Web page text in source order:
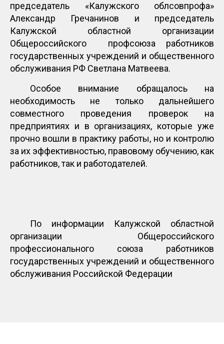
председатель «Калужского облсовпрофа»
Александр Гречанинов и председатель
Калужской областной организации
Общероссийского профсоюза работников
государственных учреждений и общественного
обслуживания РФ Светлана Матвеева.
Особое внимание обращалось на
необходимость не только дальнейшего
совместного проведения проверок на
предприятиях и в организациях, которые уже
прочно вошли в практику работы, но и контролю
за их эффективностью, правовому обучению, как
работников, так и работодателей.
По информации Калужской областной
организации Общероссийского
профессионального союза работников
государственных учреждений и общественного
обслуживания Российской Федерации